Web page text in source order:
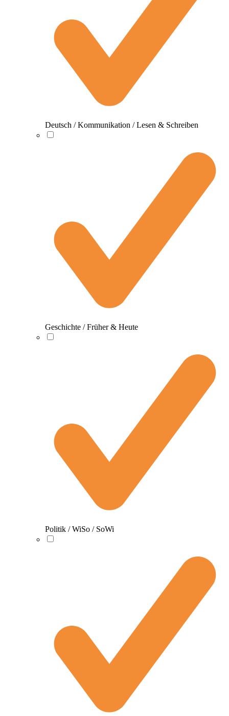
Deutsch / Kommunikation / Lesen & Schreiben
Geschichte / Früher & Heute
Politik / WiSo / SoWi